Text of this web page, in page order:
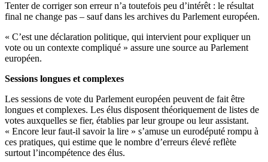
Tenter de corriger son erreur n’a toutefois peu d’intérêt : le résultat
final ne change pas – sauf dans les archives du Parlement européen.
« C’est une déclaration politique, qui intervient pour expliquer un
vote ou un contexte compliqué » assure une source au Parlement
européen.
Sessions longues et complexes
Les sessions de vote du Parlement européen peuvent de fait être
longues et complexes. Les élus disposent théoriquement de listes de
votes auxquelles se fier, établies par leur groupe ou leur assistant.
« Encore leur faut-il savoir la lire » s’amuse un eurodéputé rompu à
ces pratiques, qui estime que le nombre d’erreurs élevé reflète
surtout l’incompétence des élus.